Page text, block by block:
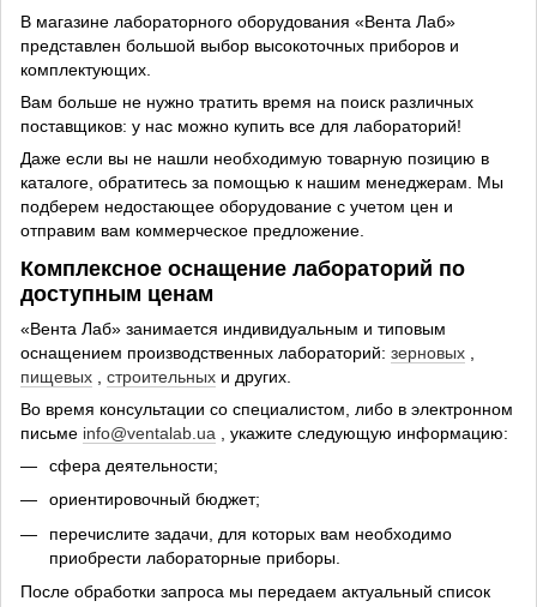
В магазине лабораторного оборудования «Вента Лаб»
представлен большой выбор высокоточных приборов и
комплектующих.
Вам больше не нужно тратить время на поиск различных
поставщиков: у нас можно купить все для лабораторий!
Даже если вы не нашли необходимую товарную позицию в
каталоге, обратитесь за помощью к нашим менеджерам. Мы
подберем недостающее оборудование с учетом цен и
отправим вам коммерческое предложение.
Комплексное оснащение лабораторий по
доступным ценам
«Вента Лаб» занимается индивидуальным и типовым
оснащением производственных лабораторий: зерновых
пищевых
строительных и других.
Во время консультации со специалистом, либо в электронном
письме info@ventalab.ua , укажите следующую информацию:
сфера деятельности;
ориентировочный бюджет;
перечислите задачи, для которых вам необходимо
приобрести лабораторные приборы.
После обработки запроса мы передаем актуальный список